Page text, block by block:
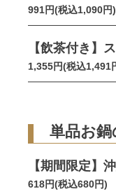
991円(税込1,090円)
【飲茶付き】
1,355円(税込1,491
単品お鍋
【期間限定】
618円(税込680円)